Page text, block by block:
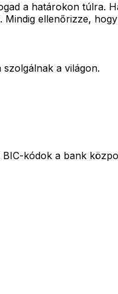
a határokon túlra.
ellenőrizze,
a világon.
kódok a bank